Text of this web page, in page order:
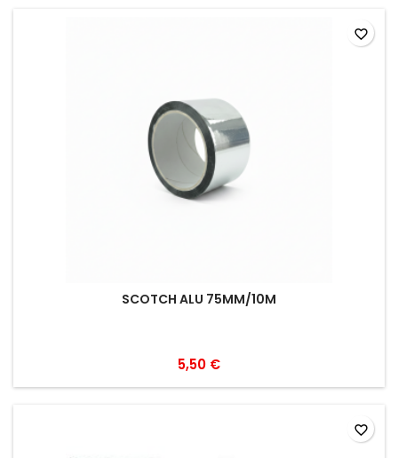
SCOTCH ALU 75MM/10M
5,50 €
favorite_border
favorite_border